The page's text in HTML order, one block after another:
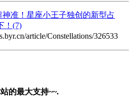
神准！星座小王子独创的新型占
！(7)
article/Constellations/326533
的最大支持~~.